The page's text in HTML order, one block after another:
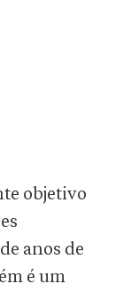
objetivo
anos de
é um